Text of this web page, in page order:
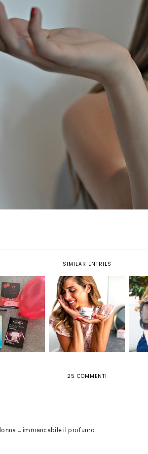
SIMILAR ENTRIES
LA MIA BEAUTY
ROUTINE POST
VACANZE, CON LA
CREMA EFFETTO
TENSORE MASCIA
BRUNELLI
25 COMMENTI
... immancabile il profumo